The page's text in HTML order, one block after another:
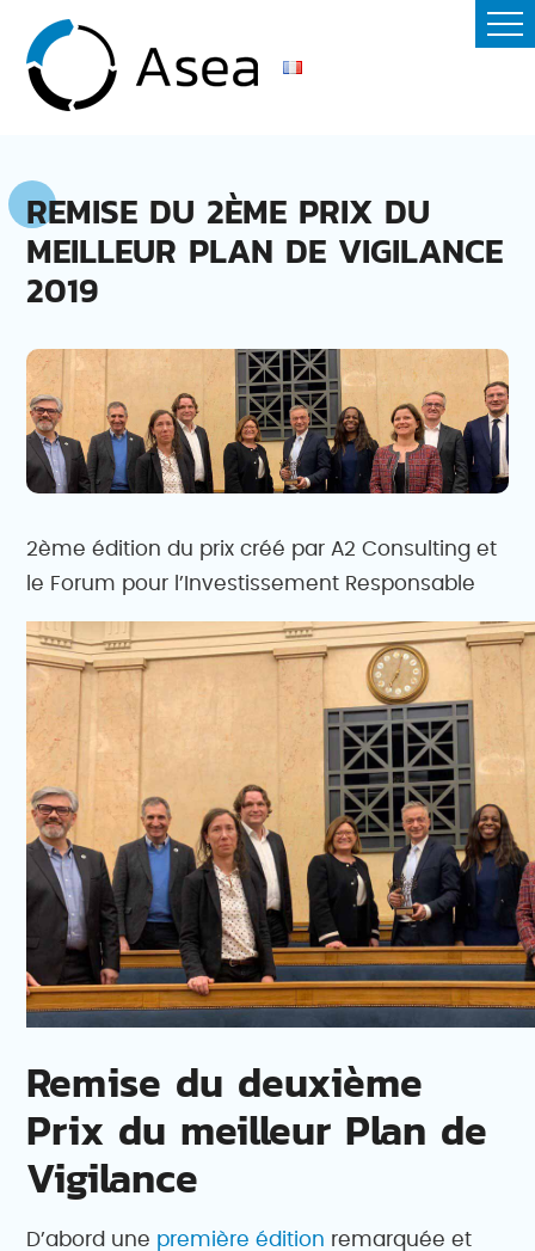
REMISE DU 2ÈME PRIX DU
MEILLEUR PLAN DE VIGILANCE
2019
2ème édition du prix créé par A2 Consulting et
le Forum pour l’Investissement Responsable
Remise du deuxième
Prix du meilleur Plan de
Vigilance
D’abord une première édition remarquée et